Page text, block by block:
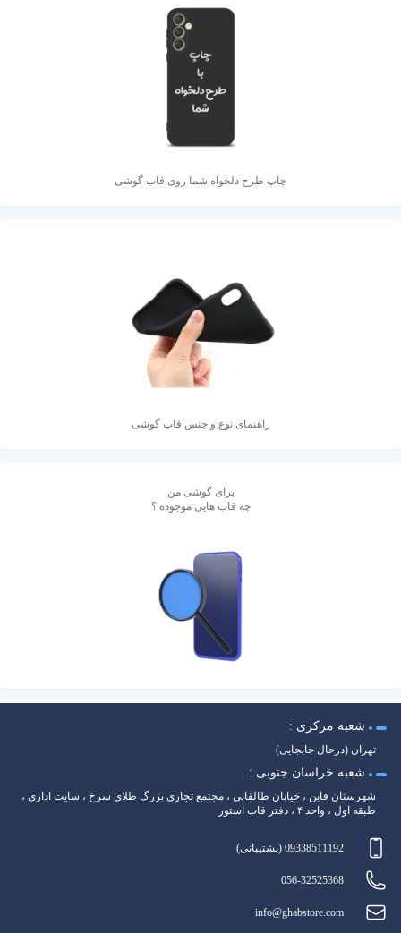
چاپ طرح دلخواه شما روی قاب گوشی
راهنمای نوع و جنس قاب گوشی
برای گوشی من
چه قاب هایی موجوده ؟
شعبه مرکزی :
تهران (درحال جابجایی)
شعبه خراسان جنوبی :
شهرستان قاین ، خیابان طالقانی ، مجتمع تجاری بزرگ طلای سرخ ، سایت اداری ،
طبقه اول ، واحد ۴ ، دفتر قاب استور
09338511192 (پشتیبانی)
056-32525368
info@ghabstore.com